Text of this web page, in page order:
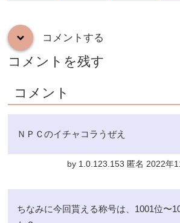
down コメントする
コメントを残す
コメント
ＮＰＣのイチャコラうぜえ
by 1.0.123.153 匿名 2022年
ちなみに今回貰える称号は、1001位〜